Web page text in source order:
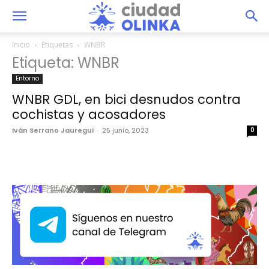
Inicio Etiquetas WNBR
Etiqueta: WNBR
Entorno
WNBR GDL, en bici desnudos contra
cochistas y acosadores
Iván Serrano Jauregui - 25 junio, 2023 0